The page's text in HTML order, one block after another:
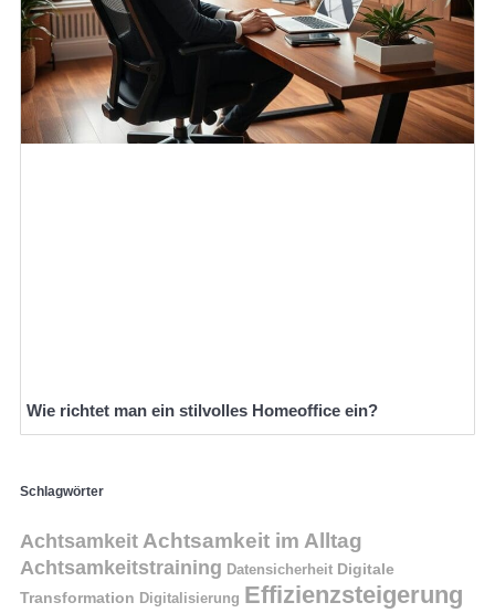
Wie richtet man ein stilvolles Homeoffice ein?
Schlagwörter
Achtsamkeit Achtsamkeit im Alltag
Achtsamkeitstraining Datensicherheit Digitale
Transformation Digitalisierung Effizienzsteigerung